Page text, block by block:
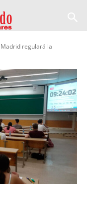
regulará la